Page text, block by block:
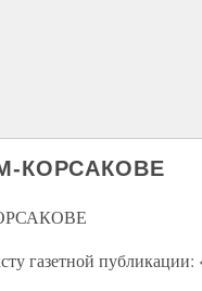
КОРСАКОВЕ
газетной